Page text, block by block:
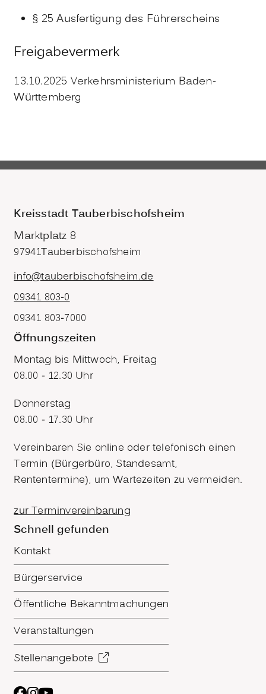
§ 25 Ausfertigung des Führerscheins
Freigabevermerk
13.10.2025 Verkehrsministerium Baden-
Württemberg
Kreisstadt Tauberbischofsheim
Marktplatz 8
97941Tauberbischofsheim
info@tauberbischofsheim.de
09341 803-0
09341 803-7000
Öffnungszeiten
Montag bis Mittwoch, Freitag
08.00 - 12.30 Uhr
Donnerstag
08.00 - 17.30 Uhr
Vereinbaren Sie online oder telefonisch einen
Termin (Bürgerbüro, Standesamt,
Rententermine), um Wartezeiten zu vermeiden.
zur Terminvereinbarung
Schnell gefunden
Kontakt
Bürgerservice
Öffentliche Bekanntmachungen
Veranstaltungen
Stellenangebote